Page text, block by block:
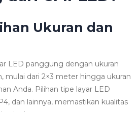
Ukuran dan
LED panggung dengan ukuran
mulai dari 2×3 meter hingga ukuran
Anda. Pilihan tipe layar LED
dan lainnya, memastikan kualitas